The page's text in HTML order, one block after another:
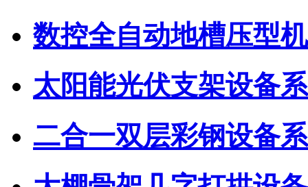
数控全自动地槽压型机
太阳能光伏支架设备
二合一双层彩钢设备